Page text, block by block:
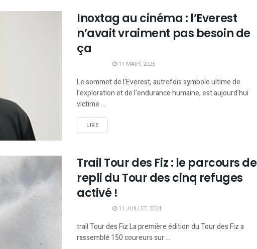
Inoxtag au cinéma : l’Everest
n’avait vraiment pas besoin de
ça
11 MARS 2025
Le sommet de l'Everest, autrefois symbole ultime de
l'exploration et de l'endurance humaine, est aujourd'hui
victime ...
LIRE
Trail Tour des Fiz : le parcours de
repli du Tour des cinq refuges
activé !
11 JUILLET 2024
trail Tour des Fiz La première édition du Tour des Fiz a
rassemblé 150 coureurs sur ...